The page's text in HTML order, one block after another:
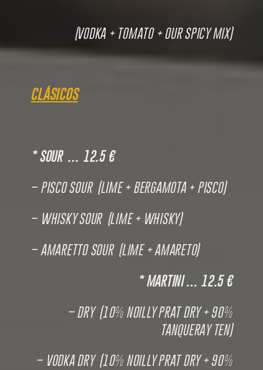
(VODKA + TOMATO + OUR SPICY MIX)
CLÁSICOS
* SOUR … 12.5 €
– PISCO SOUR (LIME + BERGAMOTA + PISCO)
– WHISKY SOUR (LIME + WHISKY)
– AMARETTO SOUR (LIME + AMARETO)
* MARTINI … 12.5 €
– DRY (10% NOILLY PRAT DRY + 90%
TANQUERAY TEN)
– VODKA DRY (10% NOILLY PRAT DRY + 90%